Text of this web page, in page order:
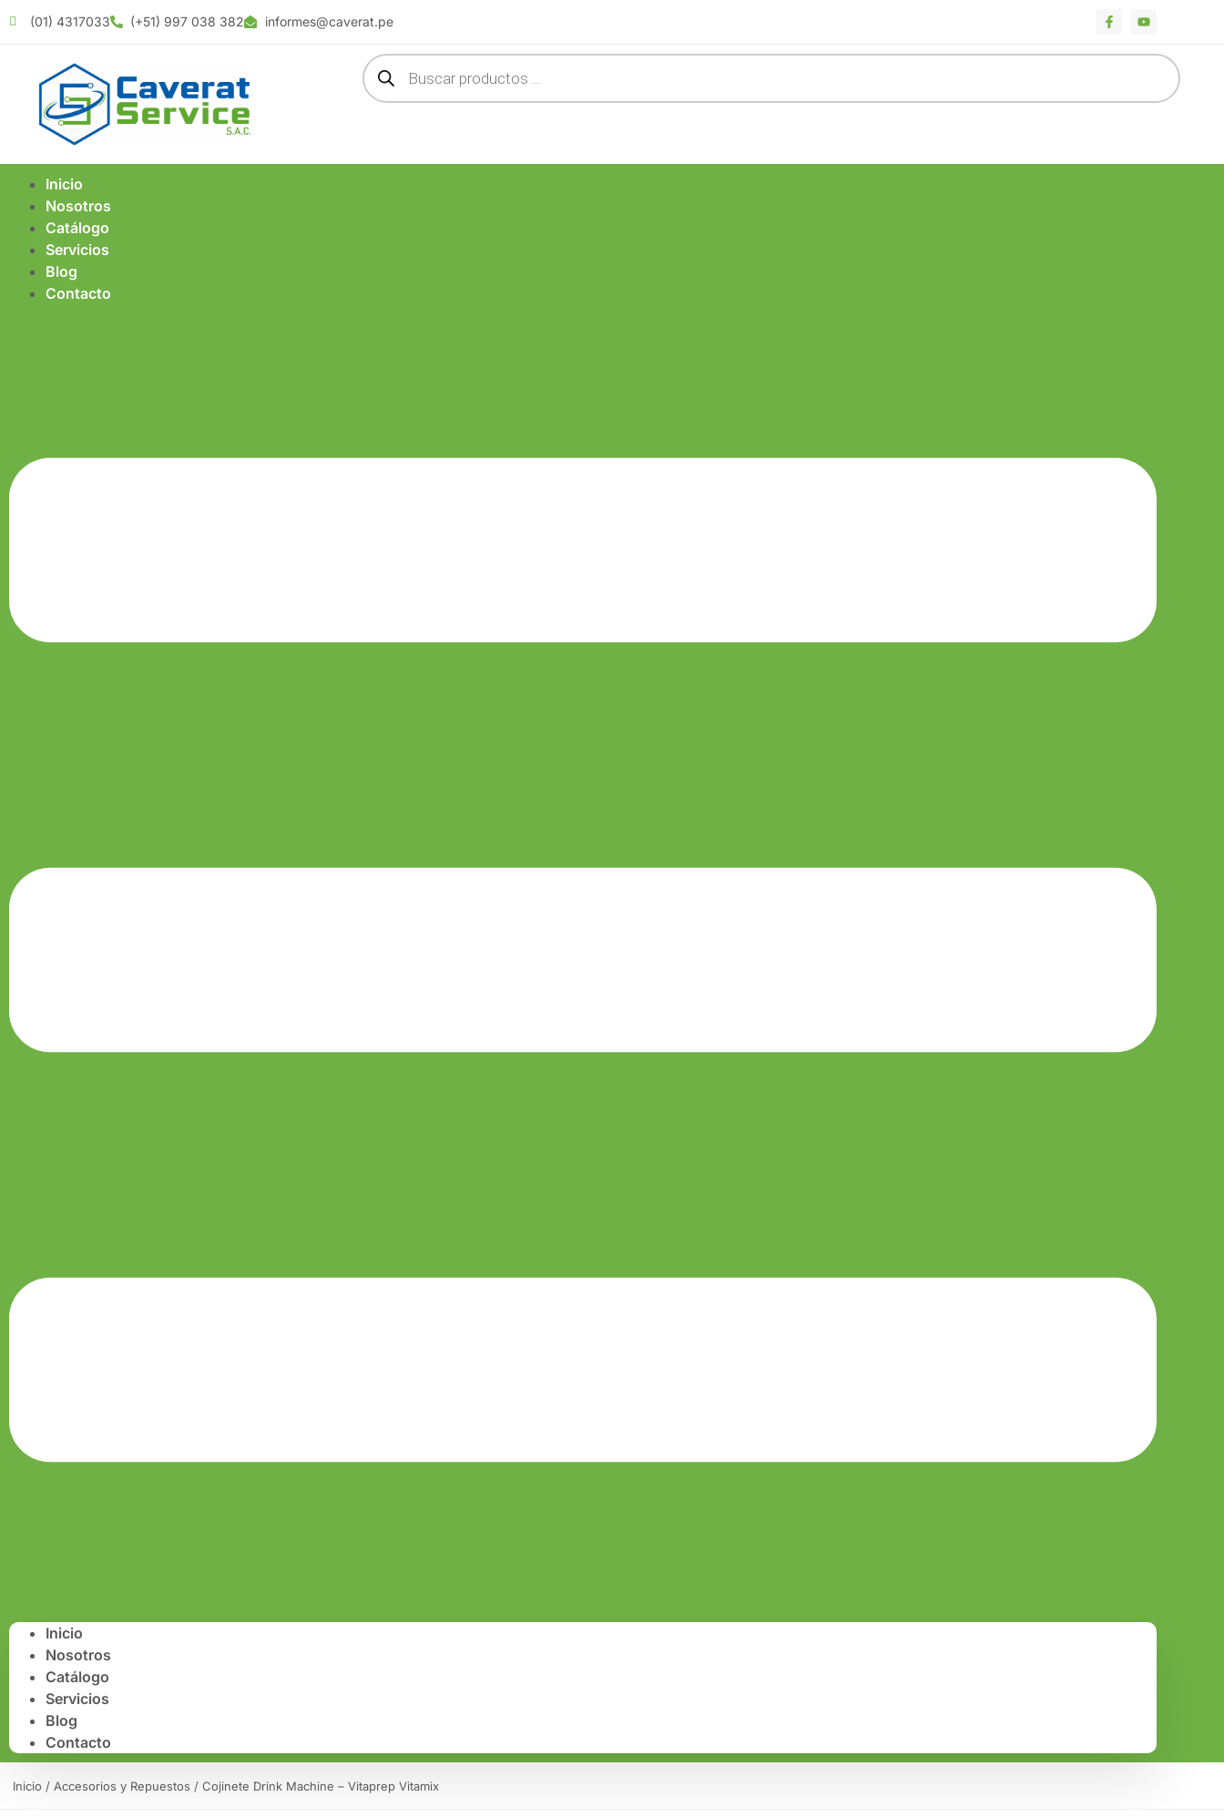
(01) 4317033 (+51) 997 038 382 informes@caverat.pe
Inicio
Nosotros
Catálogo
Servicios
Blog
Contacto
Inicio
Nosotros
Catálogo
Servicios
Blog
Contacto
Inicio / Accesorios y Repuestos / Cojinete Drink Machine – Vitaprep Vitamix